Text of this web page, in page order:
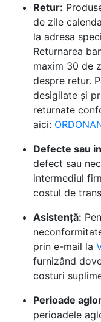
Retur:
de zile
la adresa
Returnarea
maxim 30 de
despre retur.
desigilate și
returnate
aici:
Defecte sau
defect sau
intermediul
costul de
Asistență:
prin e-mail la
furnizând
costuri
Perioade
perioadele